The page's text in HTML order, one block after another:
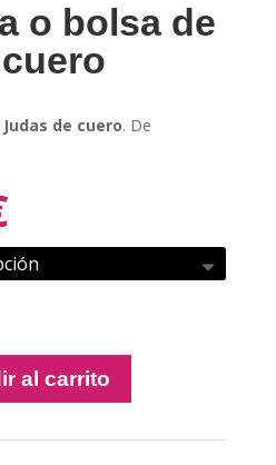
o bolsa de
de cuero. De
al carrito